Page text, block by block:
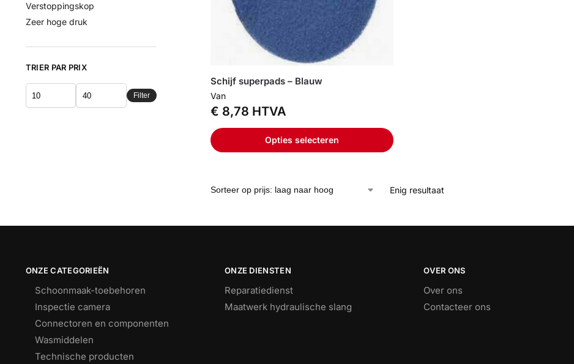
Schijf superpads – Blauw
Van
€ 8,78 HTVA
Opties selecteren
Enig resultaat
Verstoppingskop
Zeer hoge druk
TRIER PAR PRIX
Filter
ONZE CATEGORIEËN
Schoonmaak-toebehoren
Inspectie camera
Connectoren en componenten
Wasmiddelen
Technische producten
ONZE DIENSTEN
Reparatiedienst
Maatwerk hydraulische slang
OVER ONS
Over ons
Contacteer ons